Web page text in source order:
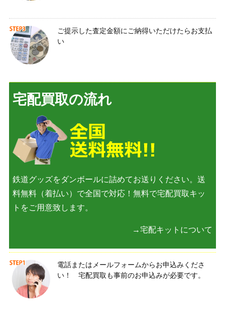
ご提示した査定金額にご納得いただけたらお支払
い
宅配買取の流れ
鉄道グッズをダンボールに詰めてお送りください。送
料無料（着払い）で全国で対応！無料で宅配買取キッ
トをご用意致します。
→宅配キットについて
電話またはメールフォームからお申込みくださ
い！ 宅配買取も事前のお申込みが必要です。